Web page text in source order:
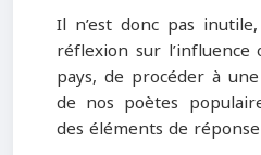
Il n’est donc pas
réflexion sur
pays, de procéder à
de nos poètes
des éléments de